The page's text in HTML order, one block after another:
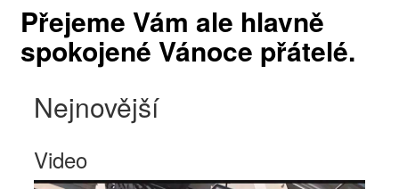
Přejeme Vám ale hlavně
spokojené Vánoce přátelé.
Nejnovější
Video